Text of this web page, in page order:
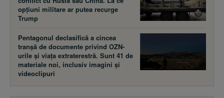
opțiuni militare ar putea recurge
Trump
Pentagonul declasifică a cincea
tranșă de documente privind OZN-
urile și viața extraterestră. Sunt 41 de
materiale noi, inclusiv imagini și
videoclipuri